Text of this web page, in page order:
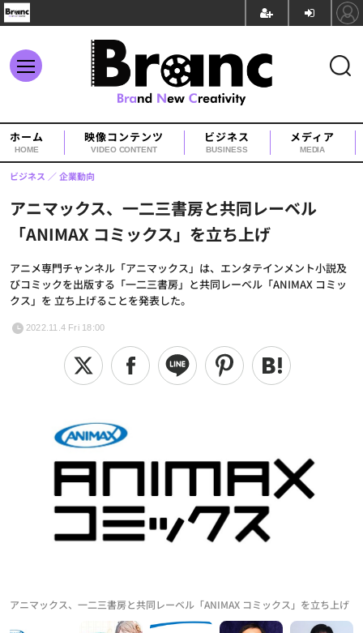
ホーム
HOME
映像コンテンツ
VIDEO CONTENT
ビジネス
BUSINESS
メディア
MEDIA
アニマックス、一二三書房と共同レーベル
「ANIMAX コミックス」を立ち上げ
アニメ専門チャンネル「アニマックス」は、エンタテインメント小説及
びコミックを出版する「一二三書房」と共同レーベル「ANIMAX コミッ
クス」を 立ち上げることを発表した。
ビジネス 企業動向
2022.11.4 Fri 18:00
アニマックス、一二三書房と共同レーベル「ANIMAX コミックス」を立ち上げ